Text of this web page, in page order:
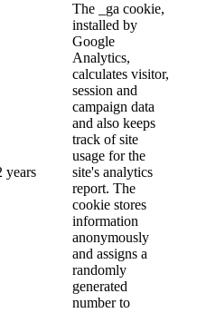
years
The _ga cookie,
installed by
Google
Analytics,
calculates visitor,
session and
campaign data
and also keeps
track of site
usage for the
site's analytics
report. The
cookie stores
information
anonymously
and assigns a
randomly
generated
number to